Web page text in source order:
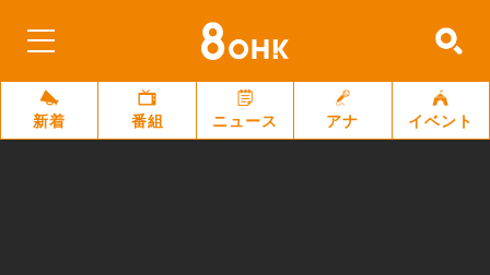
新着 番組 ニュース アナ イベント